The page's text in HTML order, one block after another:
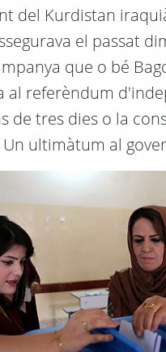
del Kurdistan
el passat
que o bé
al referèndum
de tres dies o la
ultimàtum al